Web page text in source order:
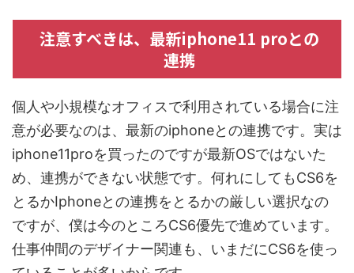
注意すべきは、最新iphone11 proとの
連携
個人や小規模なオフィスで利用されている場合に注
意が必要なのは、最新のiphoneとの連携です。実は
iphone11proを買ったのですが最新OSではないた
め、連携ができない状態です。何れにしてもCS6を
とるかIphoneとの連携をとるかの厳しい選択なの
ですが、僕は今のところCS6優先で進めています。
仕事仲間のデザイナー関連も、いまだにCS6を使っ